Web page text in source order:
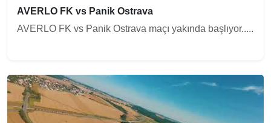
AVERLO FK vs Panik Ostrava
AVERLO FK vs Panik Ostrava maçı yakında başlıyor.....